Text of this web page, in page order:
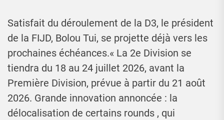
Satisfait du déroulement de la D3, le président
de la FIJD, Bolou Tui, se projette déjà vers les
prochaines échéances.« La 2e Division se
tiendra du 18 au 24 juillet 2026, avant la
Première Division, prévue à partir du 21 août
2026. Grande innovation annoncée : la
délocalisation de certains rounds , qui